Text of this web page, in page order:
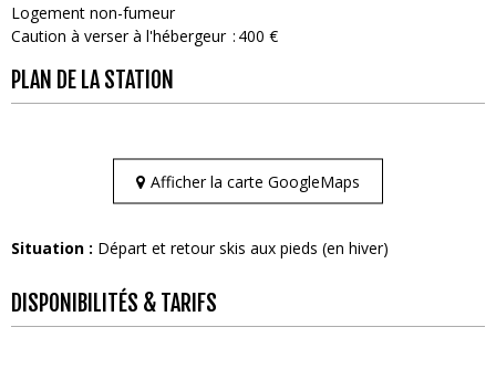
Logement non-fumeur
Caution à verser à l'hébergeur
400 €
PLAN DE LA STATION
Afficher la carte GoogleMaps
Situation : Départ et retour skis aux pieds (en hiver)
DISPONIBILITÉS & TARIFS